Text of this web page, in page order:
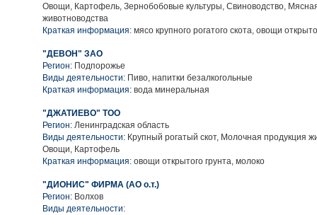
Овощи, Картофель, Зернобобовые культуры, Свиноводство,
животноводства
Краткая информация: мясо крупного рогатого скота, овощи
"ДЕВОН" ЗАО
Регион: Подпорожье
Виды деятельности: Пиво, напитки безалкогольные
Краткая информация: вода минеральная
"ДЖАТИЕВО" ТОО
Регион: Ленинградская область
Виды деятельности: Крупный рогатый скот, Молочная продукция
Овощи, Картофель
Краткая информация: овощи открытого грунта, молоко
"ДИОНИС" ФИРМА (АО о.т.)
Регион: Волхов
Виды деятельности: